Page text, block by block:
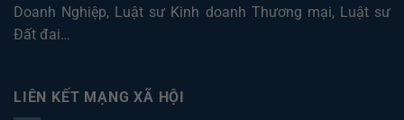
Doanh Nghiệp, Luật sư Kinh doanh Thương mại, Luật sư
Đất đai…
LIÊN KẾT MẠNG XÃ HỘI